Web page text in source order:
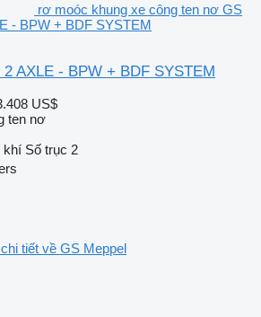
rơ moóc khung xe công ten nơ GS
- BPW + BDF SYSTEM
AXLE - BPW + BDF SYSTEM
US$
ten nơ
khí Số trục 2
tiết về GS Meppel